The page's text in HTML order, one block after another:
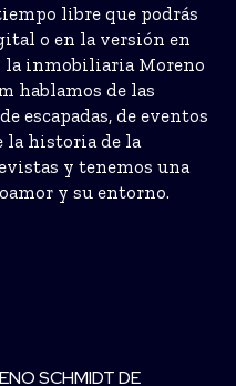
libre que podrás
o en la versión en
la inmobiliaria Moreno
hablamos de las
escapadas, de eventos
la historia de la
y tenemos una
y su entorno.
SCHMIDT DE